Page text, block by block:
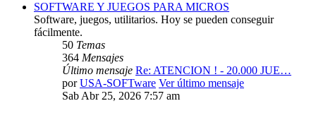
SOFTWARE Y JUEGOS PARA MICROS
Software, juegos, utilitarios. Hoy se pueden conseguir
fácilmente.
50 Temas
364 Mensajes
Último mensaje Re: ATENCION ! - 20.000 JUE…
porUSA-SOFTware Ver último mensaje
Sab Abr 25, 2026 7:57 am